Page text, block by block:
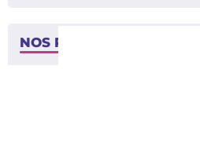
NOS PARTENAIRES